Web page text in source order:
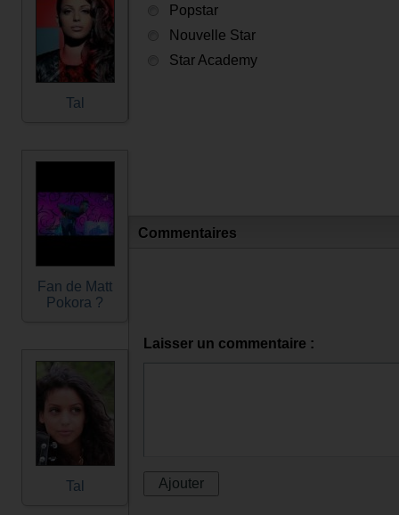
Tal
Fan de Matt
Pokora ?
Tal
Popstar
Nouvelle Star
Star Academy
Commentaires
Laisser un commentaire :